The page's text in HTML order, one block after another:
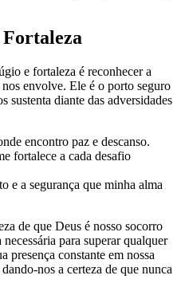
e fortaleza é reconhecer a
envolve. Ele é o porto seguro
sustenta diante das adversidades
encontro paz e descanso.
fortalece a cada desafio
e a segurança que minha alma
de que Deus é nosso socorro
para superar qualquer
presença constante em nossa
nos a certeza de que nunca